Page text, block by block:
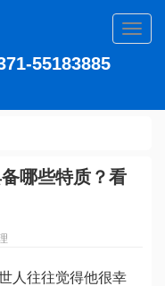
55183885
哪些特质？看
人往往觉得他很幸